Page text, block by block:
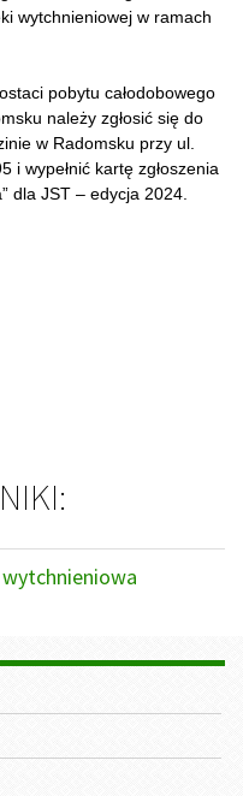
wytchnieniowej w ramach
pobytu całodobowego
należy zgłosić się do
w Radomsku przy ul.
i wypełnić kartę zgłoszenia
dla JST – edycja 2024.